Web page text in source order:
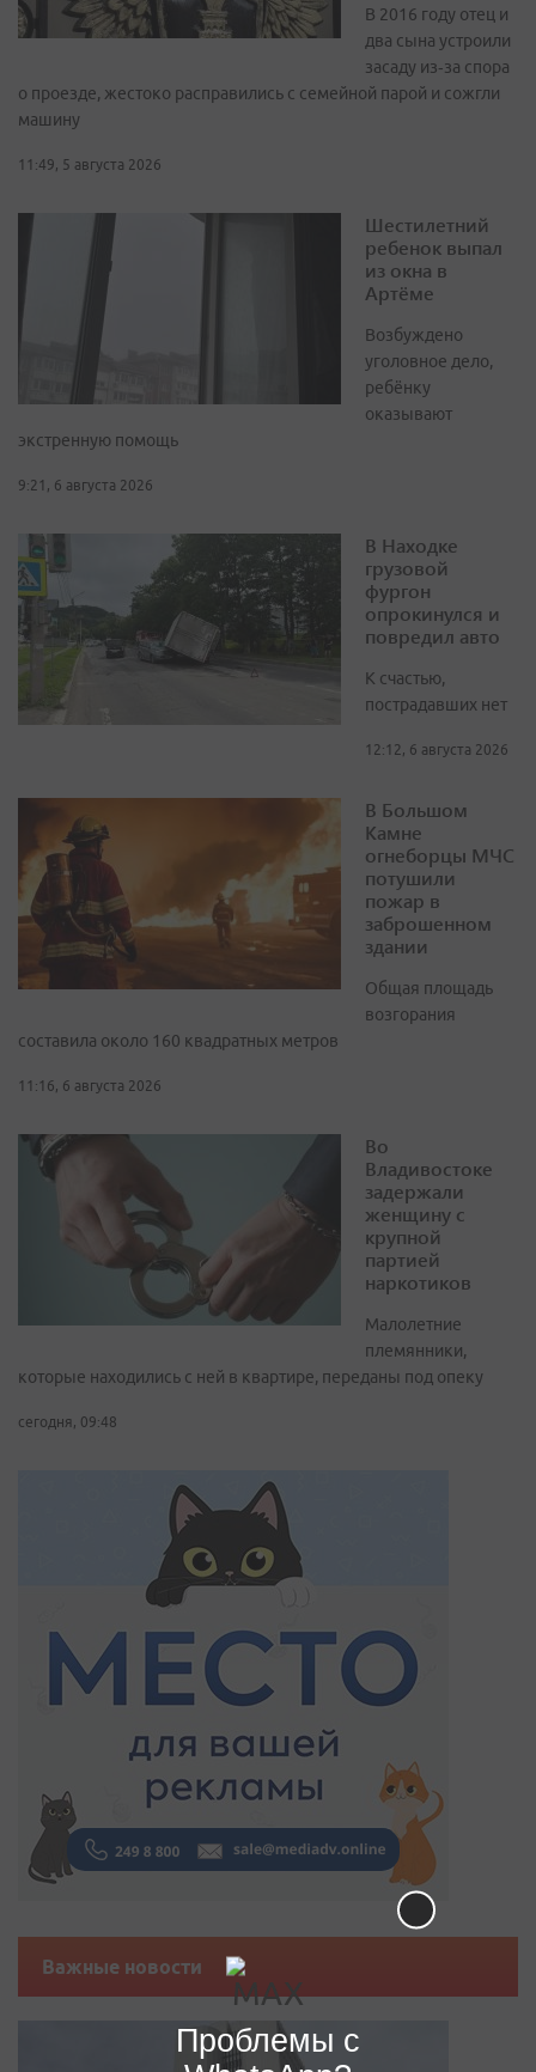
В 2016 году отец и
два сына устроили
засаду из‑за спора
о проезде, жестоко расправились с семейной парой и сожгли
машину
11:49, 5 августа 2026
Шестилетний
ребенок выпал
из окна в
Артёме
Возбуждено
уголовное дело,
ребёнку
оказывают
экстренную помощь
9:21, 6 августа 2026
В Находке
грузовой
фургон
опрокинулся и
повредил авто
К счастью,
пострадавших нет
12:12, 6 августа 2026
В Большом
Камне
огнеборцы МЧС
потушили
пожар в
заброшенном
здании
Общая площадь
возгорания
составила около 160 квадратных метров
11:16, 6 августа 2026
Во
Владивостоке
задержали
женщину с
крупной
партией
наркотиков
Малолетние
племянники,
которые находились с ней в квартире, переданы под опеку
сегодня, 09:48
Важные новости
Проблемы с